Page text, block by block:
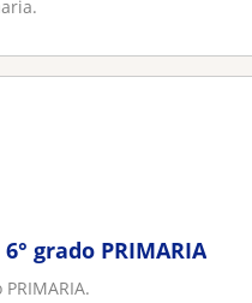
grado PRIMARIA